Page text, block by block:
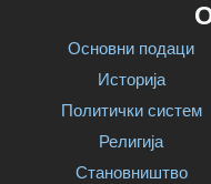
Основни подаци
Историја
Политички систем
Религија
Становништво